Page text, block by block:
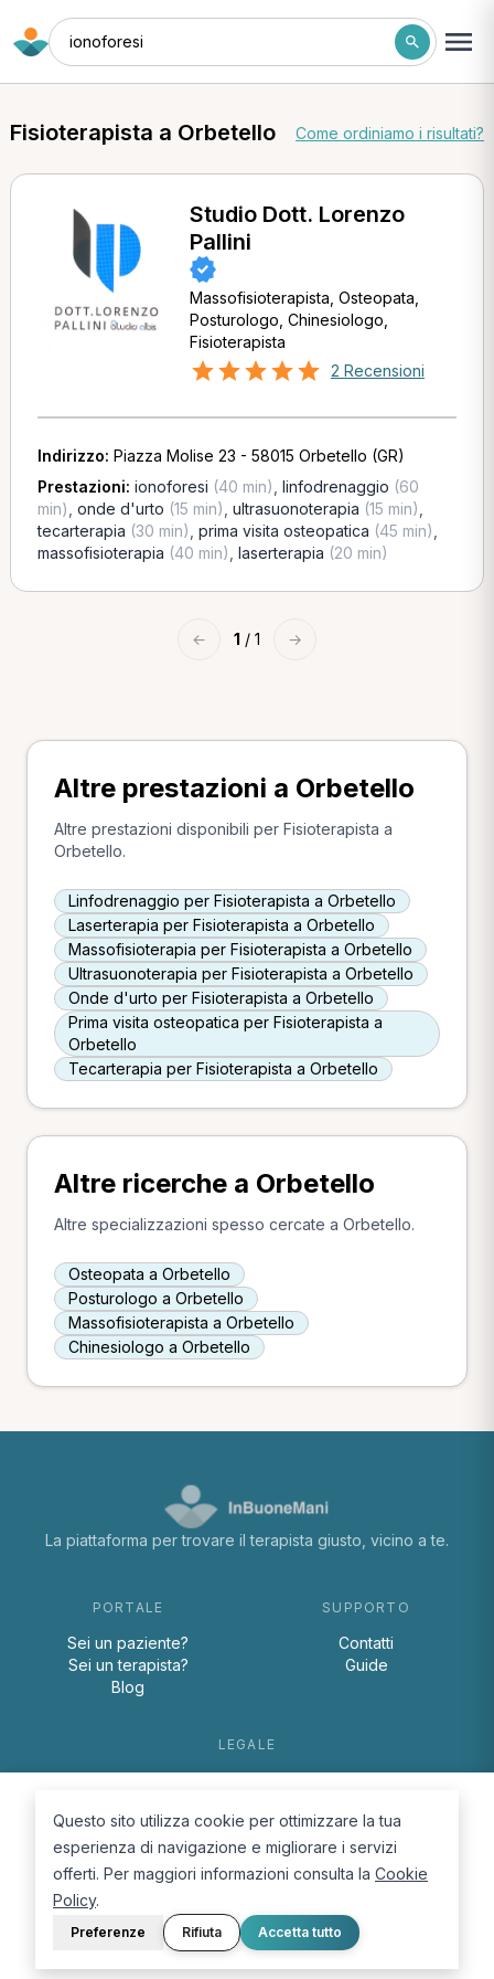
ionoforesi
Fisioterapista a Orbetello Come ordiniamo i risultati?
Studio Dott. Lorenzo
Pallini
Massofisioterapista, Osteopata,
Posturologo, Chinesiologo,
Fisioterapista
2 Recensioni
Indirizzo: Piazza Molise 23 - 58015 Orbetello (GR)
Prestazioni: ionoforesi (40 min) linfodrenaggio (60
min) onde d'urto (15 min) ultrasuonoterapia (15 min)
tecarterapia (30 min) prima visita osteopatica (45 min)
massofisioterapia (40 min) laserterapia (20 min)
← 1 / 1 →
Altre prestazioni a Orbetello
Altre prestazioni disponibili per Fisioterapista a
Orbetello.
Linfodrenaggio per Fisioterapista a Orbetello
Laserterapia per Fisioterapista a Orbetello
Massofisioterapia per Fisioterapista a Orbetello
Ultrasuonoterapia per Fisioterapista a Orbetello
Onde d'urto per Fisioterapista a Orbetello
Prima visita osteopatica per Fisioterapista a
Orbetello
Tecarterapia per Fisioterapista a Orbetello
Altre ricerche a Orbetello
Altre specializzazioni spesso cercate a Orbetello.
Osteopata a Orbetello
Posturologo a Orbetello
Massofisioterapista a Orbetello
Chinesiologo a Orbetello
La piattaforma per trovare il terapista giusto, vicino a te.
PORTALE
Sei un paziente?
Sei un terapista?
Blog
SUPPORTO
Contatti
Guide
LEGALE
Cookie Policy
© 2026 D.Lab S.r.l. — InBuoneMani
Questo sito utilizza cookie per ottimizzare la tua
esperienza di navigazione e migliorare i servizi
offerti. Per maggiori informazioni consulta la Cookie
Policy.
Preferenze Rifiuta Accetta tutto